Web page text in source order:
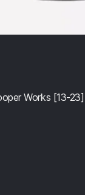
Works [13-23]